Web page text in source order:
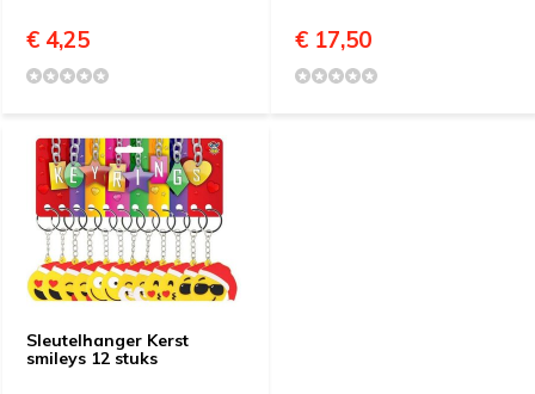
€ 4,25 € 17,50
Sleutelhanger Kerst
smileys 12 stuks